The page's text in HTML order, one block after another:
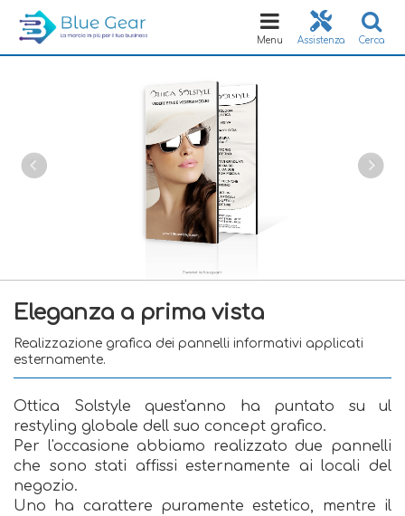
Cerca
Assistenza
Toggle
navigation
Menu
Eleganza a prima vista
Realizzazione grafica dei pannelli informativi applicati
esternamente.
Ottica Solstyle quest'anno ha puntato su ul
restyling globale dell suo concept grafico.
Per l'occasione abbiamo realizzato due pannelli
che sono stati affissi esternamente ai locali del
negozio.
Uno ha carattere puramente estetico, mentre il